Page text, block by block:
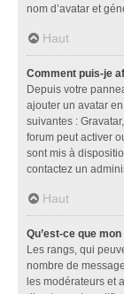
nom d’avatar et
Haut
Comment puis-je
Depuis votre
ajouter un avatar
suivantes :
forum peut activer
sont mis à
contactez un
Haut
Qu’est-ce que
Les rangs, qui
nombre de
les modérateurs et